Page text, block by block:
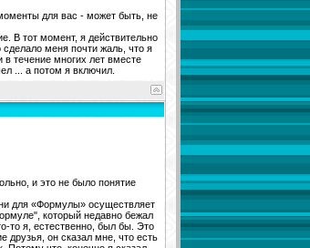
для вас - может быть, не
В тот момент, я действительно
меня почти жаль, что я
течение многих лет вместе
... а потом я включил.
и это не было понятие
для «Формулы» осуществляет
который недавно бежал
то я, естественно, был бы. Это
друзья, он сказал мне, что есть